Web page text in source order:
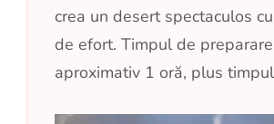
crea un desert spectaculos
de efort. Timpul de
aproximativ 1 oră, plus